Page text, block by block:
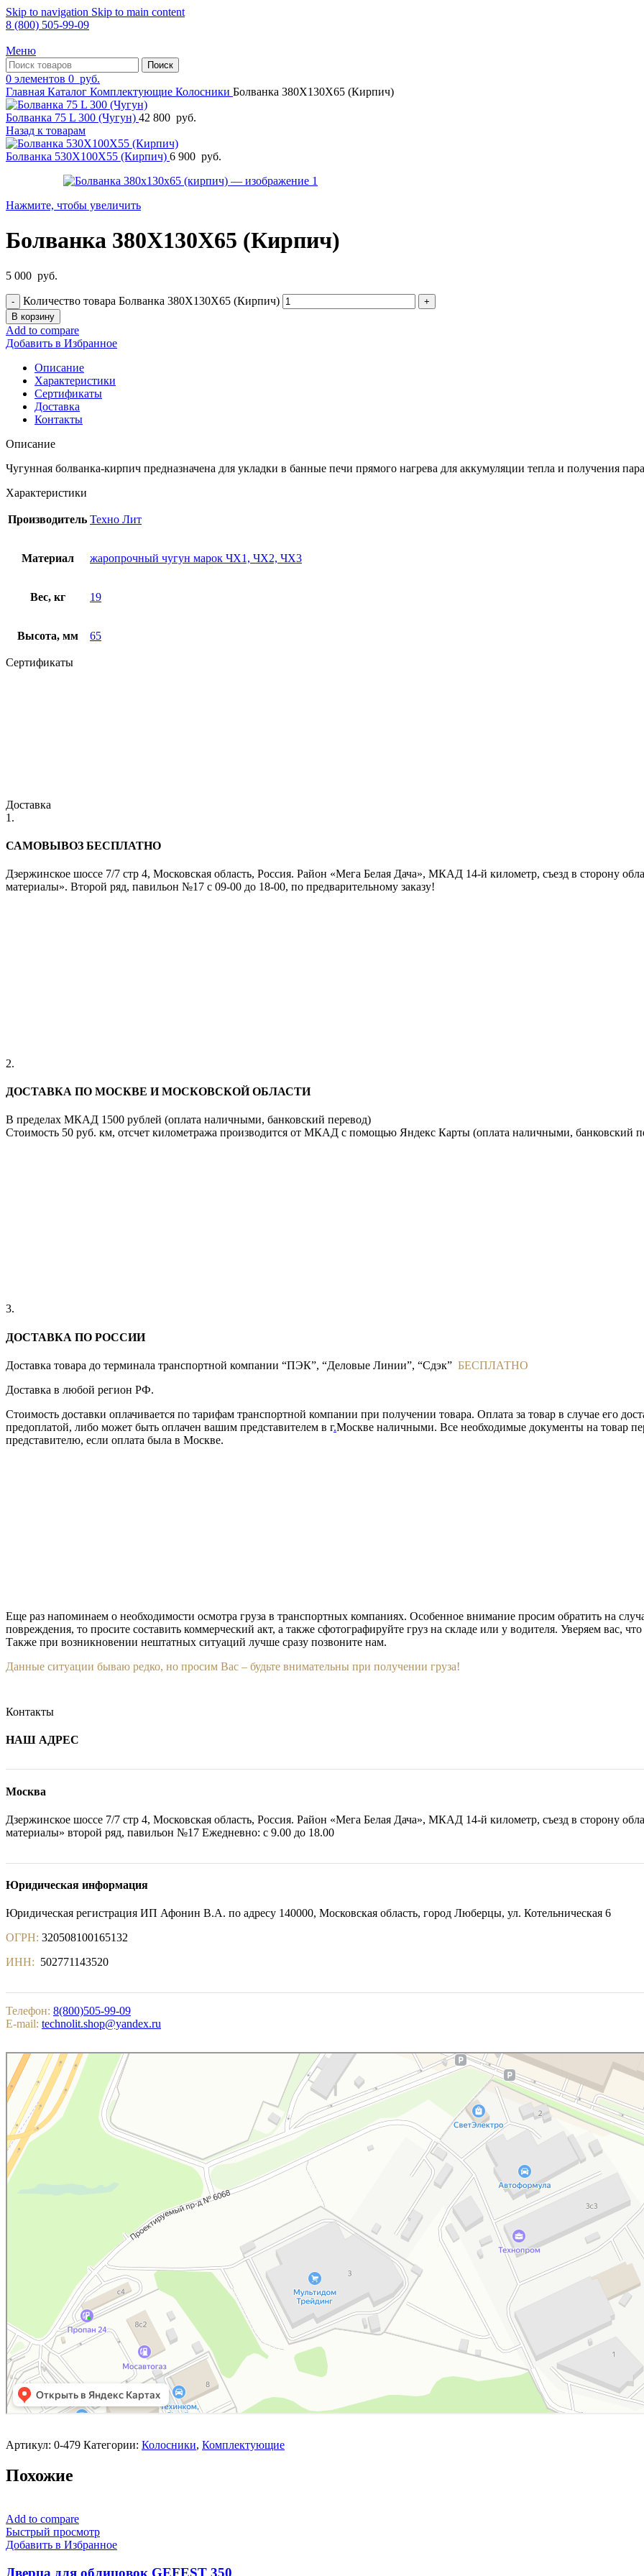
Skip to navigation Skip to main content
8 (800) 505-99-09
Меню
Поиск
0 элементов 0 руб.
Главная Каталог Комплектующие Колосники Болванка 380Х130Х65 (Кирпич)
Болванка 75 L 300 (Чугун) 42 800 руб.
Назад к товарам
Болванка 530Х100Х55 (Кирпич) 6 900 руб.
Нажмите, чтобы увеличить
Болванка 380Х130Х65 (Кирпич)
5 000 руб.
Количество товара Болванка 380Х130Х65 (Кирпич)
В корзину
Add to compare
Добавить в Избранное
Описание
Характеристики
Сертификаты
Доставка
Контакты
Описание
Чугунная болванка-кирпич предназначена для укладки в банные печи прямого нагрева для аккумуляции тепла и получения
Характеристики
Производитель Техно Лит
Материал жаропрочный чугун марок ЧХ1, ЧХ2, ЧХ3
Вес, кг 19
Высота, мм 65
Сертификаты
Доставка
1.
САМОВЫВОЗ БЕСПЛАТНО
Дзержинское шоссе 7/7 стр 4, Московская область, Россия. Район «Мега Белая Дача», МКАД 14-й километр, съезд в сторону
материалы». Второй ряд, павильон №17 с 09-00 до 18-00, по предварительному заказу!
2.
ДОСТАВКА ПО МОСКВЕ И МОСКОВСКОЙ ОБЛАСТИ
В пределах МКАД 1500 рублей (оплата наличными, банковский перевод)
Стоимость 50 руб. км, отсчет километража производится от МКАД с помощью Яндекс Карты (оплата наличными, банковский
3.
ДОСТАВКА ПО РОССИИ
Доставка товара до терминала транспортной компании “ПЭК”, “Деловые Линии”, “Сдэк” БЕСПЛАТНО
Доставка в любой регион РФ.
Стоимость доставки оплачивается по тарифам транспортной компании при получении товара. Оплата за товар в случае его
предоплатой, либо может быть оплачен вашим представителем в г.Москве наличными. Все необходимые документы на товар
представителю, если оплата была в Москве.
Еще раз напоминаем о необходимости осмотра груза в транспортных компаниях. Особенное внимание просим обратить на
повреждения, то просите составить коммерческий акт, а также сфотографируйте груз на складе или у водителя. Уверяем вас,
Также при возникновении нештатных ситуаций лучше сразу позвоните нам.
Данные ситуации бываю редко, но просим Вас – будьте внимательны при получении груза!
Контакты
НАШ АДРЕС
Москва
Дзержинское шоссе 7/7 стр 4, Московская область, Россия. Район «Мега Белая Дача», МКАД 14-й километр, съезд в сторону
материалы» второй ряд, павильон №17 Ежедневно: с 9.00 до 18.00
Юридическая информация
Юридическая регистрация ИП Афонин В.А. по адресу 140000, Московская область, город Люберцы, ул. Котельническая 6
ОГРН: 320508100165132
ИНН: 502771143520
Телефон: 8(800)505-99-09
E-mail: technolit.shop@yandex.ru
Котельники
Яндекс.Карты — поиск мест и адресов, городской транспорт
Артикул: 0-479 Категории: Колосники, Комплектующие
Похожие
Add to compare
Быстрый просмотр
Добавить в Избранное
Дверца для облицовок GEFEST 350